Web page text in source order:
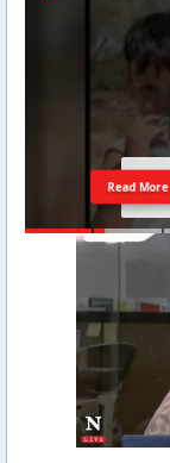
Read More